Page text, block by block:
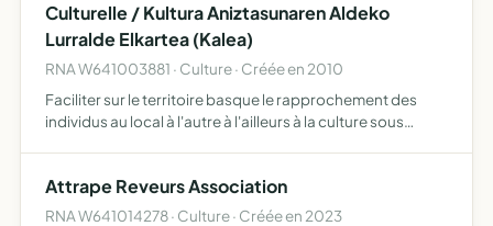
Culturelle / Kultura Aniztasunaren Aldeko
Lurralde Elkartea (Kalea)
RNA W641003881 · Culture · Créée en 2010
Faciliter sur le territoire basque le rapprochement des
individus au local à l'autre à l'ailleurs à la culture sous
Attrape Reveurs Association
RNA W641014278 · Culture · Créée en 2023